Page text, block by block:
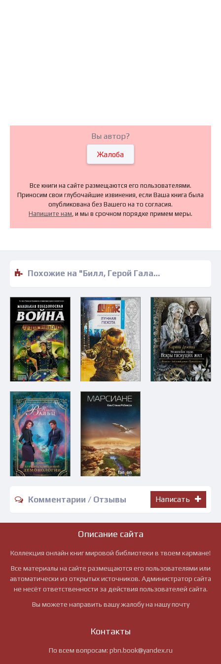
Вы автор?
Жалоба
Все книги на сайте размещаются его пользователями.
Приносим свои глубочайшие извинения, если Ваша книга была
опубликована без Вашего на то согласия.
Напишите нам , и мы в срочном порядке примем меры.
Похожие на "Билл, Герой Галактики, на планете зомби - вампиров - Гарри Гаррисон" книги читать бесплатно полные версии
Комментарии / Отзывы Написать
Описание сайта
Коллекция онлайн книг мировой библиотеки в твоем кармане!
Все материалы на сайте размещаются его пользователями или
автоматически из открытых источников. Администратор сайта
не несёт ответственности за действия пользователей сайта.
Вы можете направить вашу жалобу на нашу почту
Контакты
По всем вопросам: pbn.book@yandex.ru